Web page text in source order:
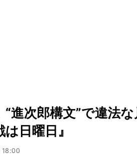
“進次郎構文”で違法
日曜日』